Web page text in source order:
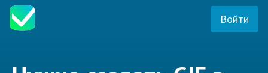
Войти